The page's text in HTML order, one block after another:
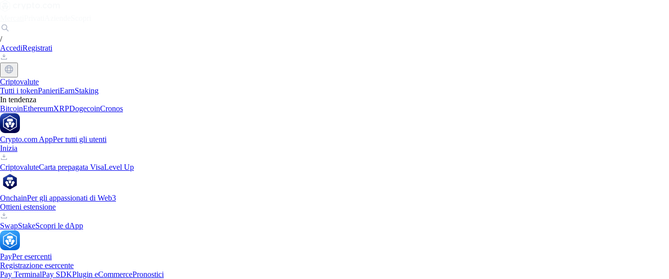
/
AccediRegistrati
Criptovalute
Tutti i tokenPanieriEarnStaking
In tendenza
BitcoinEthereumXRPDogecoinCronos
Crypto.com AppPer tutti gli utenti
Inizia
CriptovaluteCarta prepagata VisaLevel Up
OnchainPer gli appassionati di Web3
Ottieni estensione
SwapStakeScopri le dApp
PayPer esercenti
Registrazione esercente
Pay TerminalPay SDKPlugin eCommercePronostici